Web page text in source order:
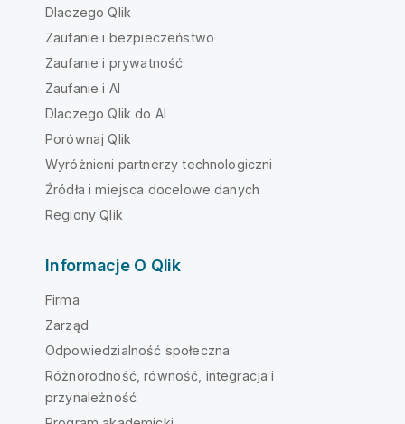
Dlaczego Qlik
Zaufanie i bezpieczeństwo
Zaufanie i prywatność
Zaufanie i AI
Dlaczego Qlik do AI
Porównaj Qlik
Wyróżnieni partnerzy technologiczni
Źródła i miejsca docelowe danych
Regiony Qlik
Informacje O Qlik
Firma
Zarząd
Odpowiedzialność społeczna
Różnorodność, równość, integracja i
przynależność